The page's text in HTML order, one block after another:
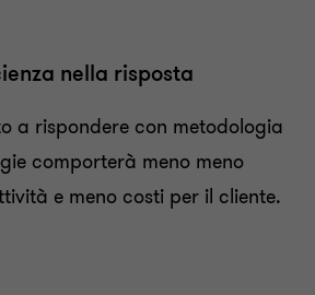
nella risposta
a rispondere con metodologia
comporterà meno meno
e meno costi per il cliente.